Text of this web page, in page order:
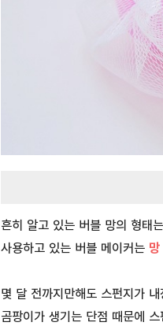
흔히 알고 있는 버블 망의 형태
사용하고 있는 버블 메이커는
몇 달 전까지만해도 스펀지가
곰팡이가 생기는 단점 때문에